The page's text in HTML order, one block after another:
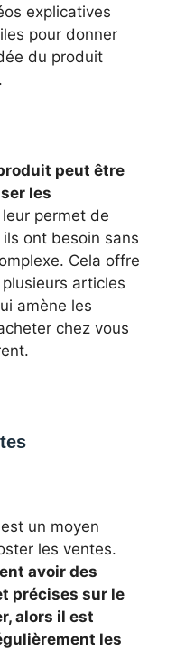
explicatives
pour donner
du produit
peut être
les
permet de
ont besoin sans
Cela offre
articles
amène les
chez vous
un moyen
les ventes.
avoir des
précises sur le
alors il est
les